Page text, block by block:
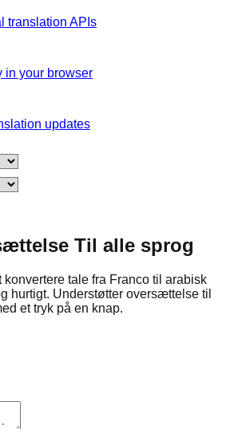
translation APIs
in your browser
updates
Til alle sprog
konvertere tale fra Franco til arabisk
hurtigt. Understøtter oversættelse til
et tryk på en knap.